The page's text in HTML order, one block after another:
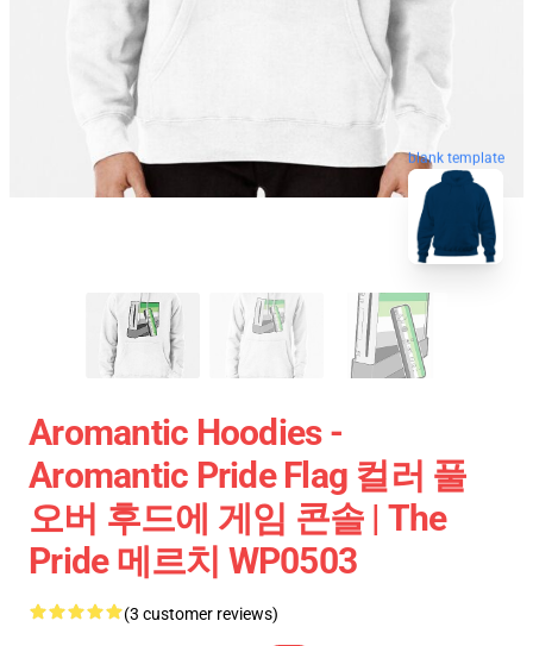
blank template
Aromantic Hoodies -
Aromantic Pride Flag 컬러 풀
오버 후드에 게임 콘솔 | The
Pride 메르치 WP0503
(3 customer reviews)